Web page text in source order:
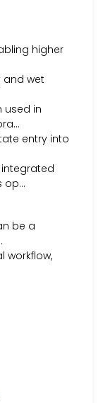
higher
and wet
used in
entry into
op…
be a
workflow,